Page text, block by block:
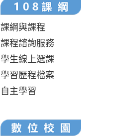
課綱與課程
課程諮詢服務
學生線上選課
學習歷程檔案
自主學習